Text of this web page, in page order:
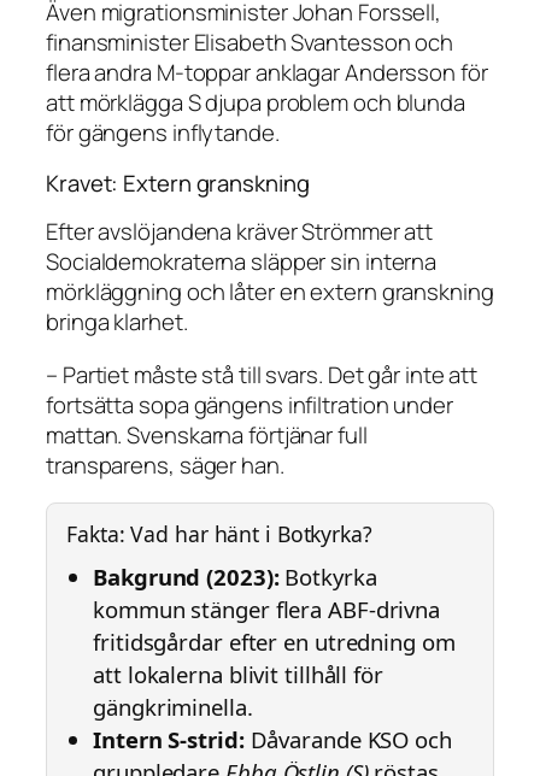
Även migrationsminister Johan Forssell,
finansminister Elisabeth Svantesson och
flera andra M-toppar anklagar Andersson för
att mörklägga S djupa problem och blunda
för gängens inflytande.
Kravet: Extern granskning
Efter avslöjandena kräver Strömmer att
Socialdemokraterna släpper sin interna
mörkläggning och låter en extern granskning
bringa klarhet.
– Partiet måste stå till svars. Det går inte att
fortsätta sopa gängens infiltration under
mattan. Svenskarna förtjänar full
transparens, säger han.
Fakta: Vad har hänt i Botkyrka?
Bakgrund (2023):Botkyrka
kommun stänger flera ABF-drivna
fritidsgårdar efter en utredning om
att lokalerna blivit tillhåll för
gängkriminella.
Intern S-strid:Dåvarande KSO och